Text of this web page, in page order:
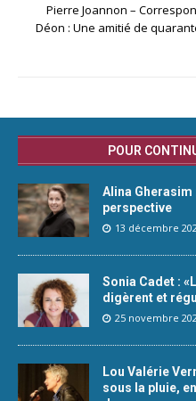
Pierre Joannon –
Déon : Une amitié de
POUR
Alina Gherasim
perspective
13 décembre
Sonia Cadet :
digèrent et
25 novembre
Lou Valérie
sous la pluie,